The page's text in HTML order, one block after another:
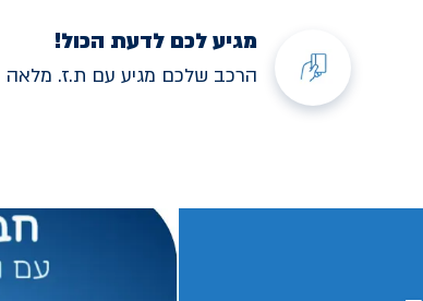
מגיע לכם לדעת הכול!
הרכב שלכם מגיע עם ת.ז. מלאה